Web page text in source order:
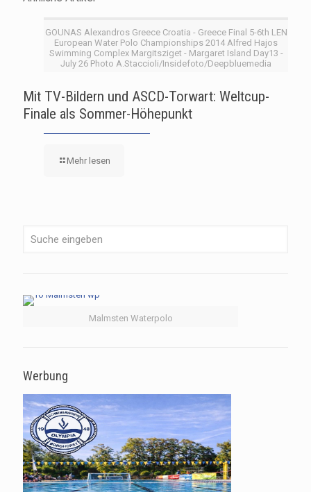
GOUNAS Alexandros Greece Croatia - Greece Final 5-6th LEN
European Water Polo Championships 2014 Alfred Hajos
Swimming Complex Margitsziget - Margaret Island Day13 -
July 26 Photo A.Staccioli/Insidefoto/Deepbluemedia
Mit TV-Bildern und ASCD-Torwart: Weltcup-
Finale als Sommer-Höhepunkt
Mehr lesen
Malmsten Waterpolo
Werbung